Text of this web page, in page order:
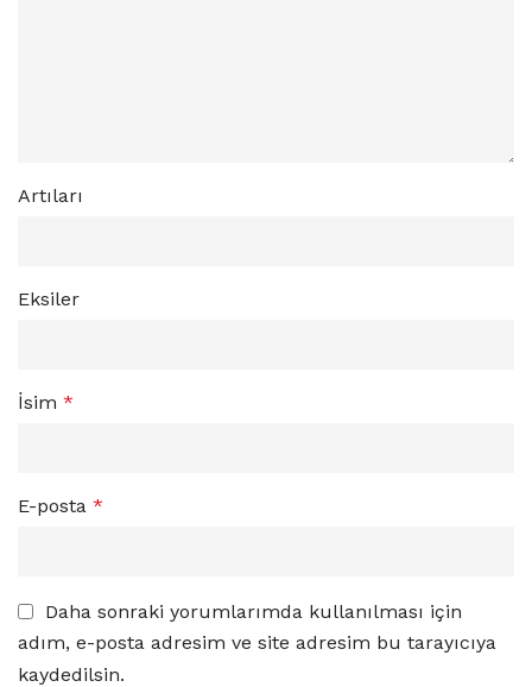
Artıları
Eksiler
İsim *
E-posta *
Daha sonraki yorumlarımda kullanılması için
adım, e-posta adresim ve site adresim bu tarayıcıya
kaydedilsin.